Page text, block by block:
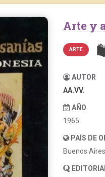
Arte
ARTE
AUTOR
AA.VV.
AÑO
1965
PAÍS DE
Buenos